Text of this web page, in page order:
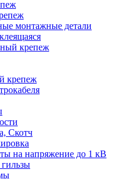
монтажные детали
крепеж
крепеж
Скотч
на напряжение до 1 кВ